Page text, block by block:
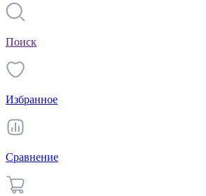
Поиск
Избранное
Сравнение